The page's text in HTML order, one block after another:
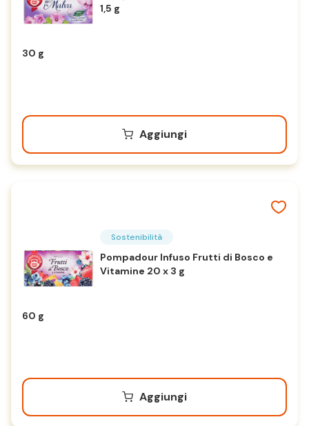
1,5 g
30 g
Aggiungi
Sostenibilità
Pompadour Infuso Frutti di Bosco e
Vitamine 20 x 3 g
60 g
Aggiungi